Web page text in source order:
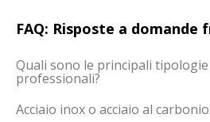
FAQ: Risposte a domande
Quali sono le principali
professionali?
Acciaio inox o acciaio al